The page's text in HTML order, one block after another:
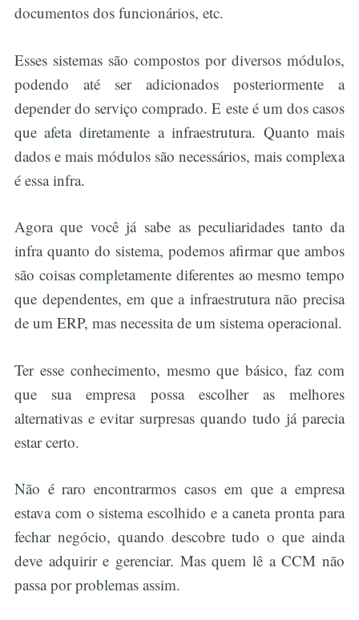
documentos dos funcionários, etc.
Esses sistemas são compostos por diversos módulos,
podendo até ser adicionados posteriormente a
depender do serviço comprado. E este é um dos casos
que afeta diretamente a infraestrutura. Quanto mais
dados e mais módulos são necessários, mais complexa
é essa infra.
Agora que você já sabe as peculiaridades tanto da
infra quanto do sistema, podemos afirmar que ambos
são coisas completamente diferentes ao mesmo tempo
que dependentes, em que a infraestrutura não precisa
de um ERP, mas necessita de um sistema operacional.
Ter esse conhecimento, mesmo que básico, faz com
que sua empresa possa escolher as melhores
alternativas e evitar surpresas quando tudo já parecia
estar certo.
Não é raro encontrarmos casos em que a empresa
estava com o sistema escolhido e a caneta pronta para
fechar negócio, quando descobre tudo o que ainda
deve adquirir e gerenciar. Mas quem lê a CCM não
passa por problemas assim.